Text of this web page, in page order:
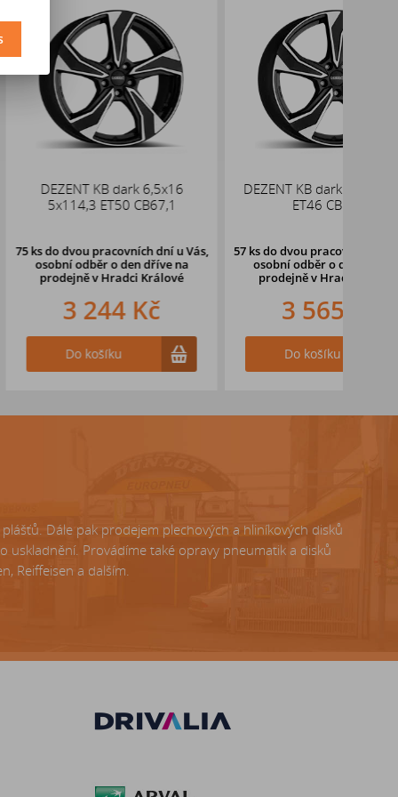
KB dark 6,5x16
ET50 CB67,1
dní u Vás,
o den dřívena
Hradci Králové
Kč
DEZENT KB dark 7x17 5x112
57 ksdo dvou pracovních dní u Vás,
osobní odběr o den dřívena
prodejně v Hradci Králové
3 565 Kč
Dále pak prodejem plechových a hliníkových disků
uskladnění. Provádíme také opravy pneumatik a disků
Reiffeisen a dalším.